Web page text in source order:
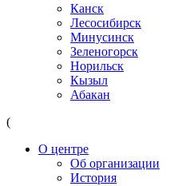
Канск
Лесосибирск
Минусинск
Зеленогорск
Норильск
Кызыл
Абакан
(
О центре
Об организации
История